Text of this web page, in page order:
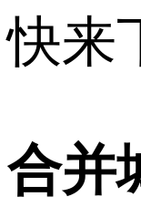
快来
合并